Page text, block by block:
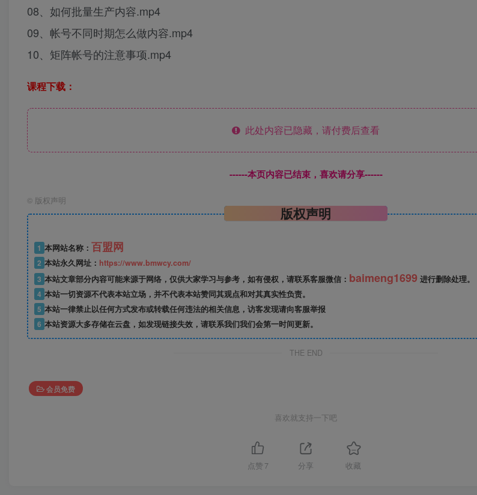
08、如何批量生产内容.mp4
09、帐号不同时期怎么做内容.mp4
10、矩阵帐号的注意事项.mp4
课程下载：
此处内容已隐藏，请付费后查看
------本页内容已结束，喜欢请分享------
© 版权声明
版权声明
1 本网站名称： 百盟网
2 本站永久网址： https://www.bmwcy.com/
3 本站文章部分内容可能来源于网络，仅供大家学习与参考，如有侵权，请联系客服微信： baimeng1699 进行删除处理。
4 本站一切资源不代表本站立场，并不代表本站赞同其观点和对其真实性负责。
5 本站一律禁止以任何方式发布或转载任何违法的相关信息，访客发现请向客服举报
6 本站资源大多存储在云盘，如发现链接失效，请联系我们我们会第一时间更新。
THE END
会员免费
喜欢就支持一下吧
点赞 7 分享 收藏